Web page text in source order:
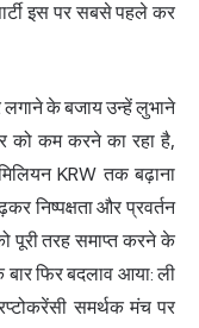
इस पर सबसे पहले कर
लगाने के बजाय उन्हें लुभाने
को कम करने का रहा है,
KRW तक बढ़ाना
निष्पक्षता और प्रवर्तन
पूरी तरह समाप्त करने के
फिर बदलाव आया: ली
समर्थक मंच पर